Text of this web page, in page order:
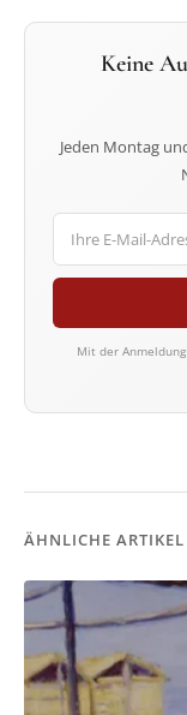
Keine
Jeden Montag
Mit der
ÄHNLICHE ARTIKEL